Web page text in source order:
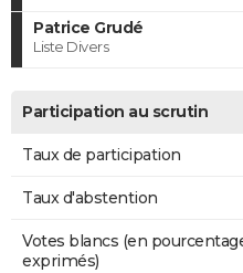
Patrice Grudé
Liste Divers
Participation au scrutin
Taux de participation
Taux d'abstention
Votes blancs (en
exprimés)